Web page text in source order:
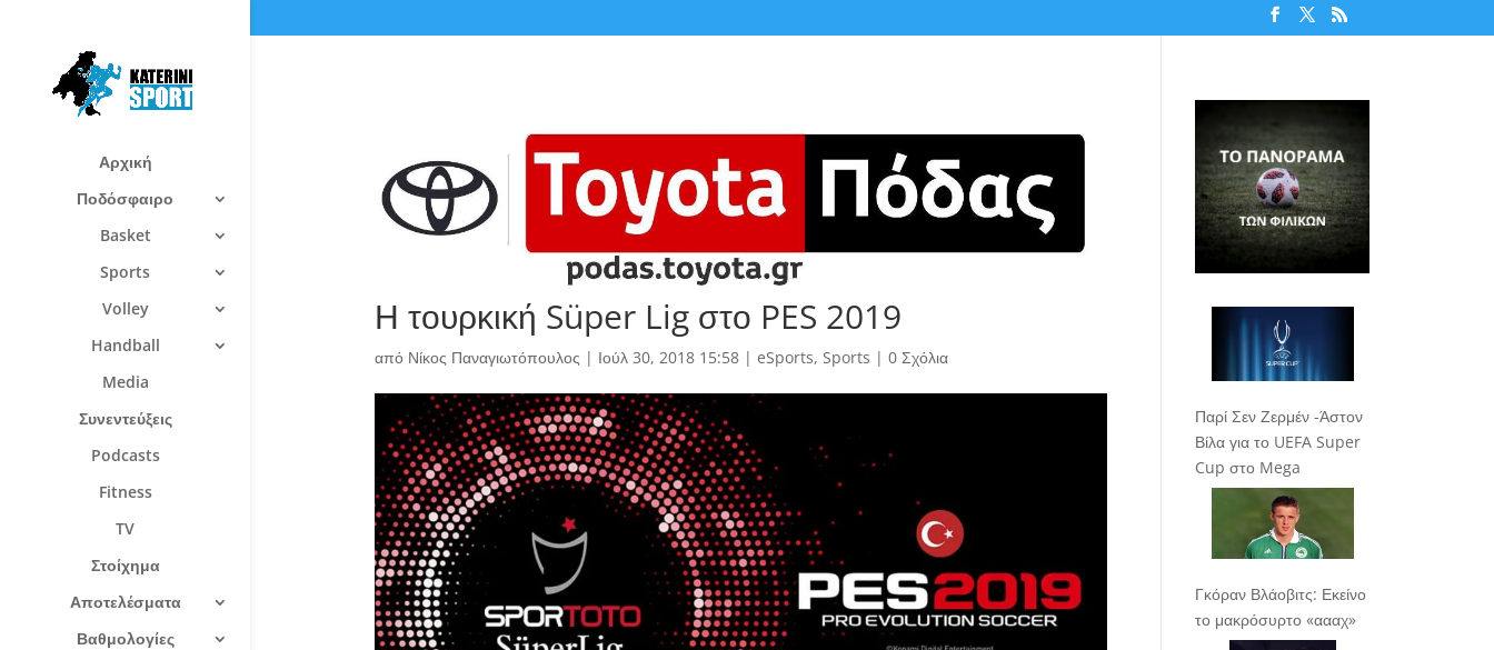
Αρχική
Ποδόσφαιρο
Basket
Sports
Volley
Handball
Media
Συνεντεύξεις
Podcasts
Fitness
TV
Στοίχημα
Αποτελέσματα
Βαθμολογίες
Η τουρκική Süper Lig στο PES 2019
από Νίκος Παναγιωτόπουλος | Ιούλ 30, 2018 15:58| eSports, Sports | 0 Σχόλια
Παρί Σεν Ζερμέν -Άστον
Βίλα για το UEFA Super
Cup στο Mega
Γκόραν Βλάοβιτς: Εκείνο
το μακρόσυρτο «αααχ»